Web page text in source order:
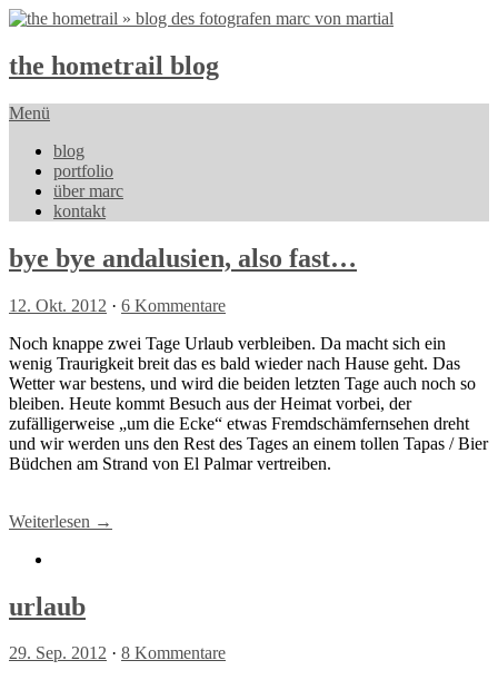
the hometrail blog
Menü
blog
portfolio
über marc
kontakt
bye bye andalusien, also fast…
12. Okt. 2012 · 6 Kommentare
Noch knappe zwei Tage Urlaub verbleiben. Da macht sich ein
wenig Traurigkeit breit das es bald wieder nach Hause geht. Das
Wetter war bestens, und wird die beiden letzten Tage auch noch so
bleiben. Heute kommt Besuch aus der Heimat vorbei, der
zufälligerweise „um die Ecke“ etwas Fremdschämfernsehen dreht
und wir werden uns den Rest des Tages an einem tollen Tapas / Bier
Büdchen am Strand von El Palmar vertreiben.
Weiterlesen →
urlaub
29. Sep. 2012 · 8 Kommentare